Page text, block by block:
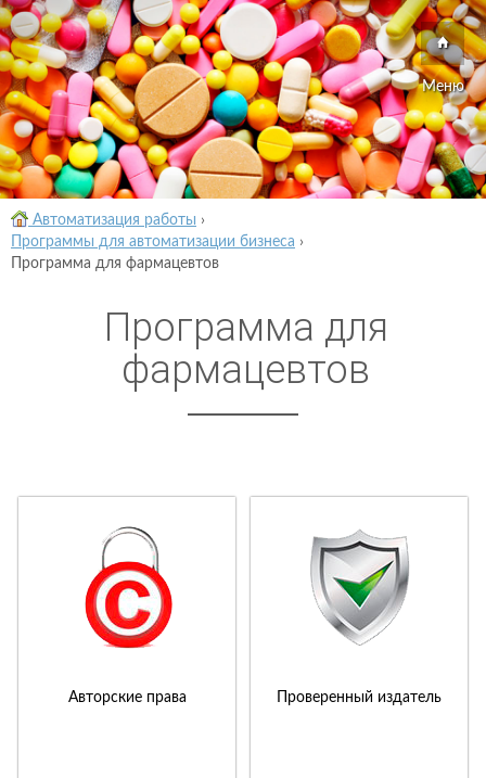
Меню
Автоматизация работы ›
Программы для автоматизации бизнеса ›
Программа для фармацевтов
Программа для
фармацевтов
Авторские права Проверенный издатель